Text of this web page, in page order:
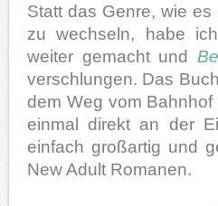
Statt das Genre, wie
zu wechseln, habe
weiter gemacht und
verschlungen. Das
dem Weg vom
einmal direkt an der
einfach großartig und
New Adult Romanen.